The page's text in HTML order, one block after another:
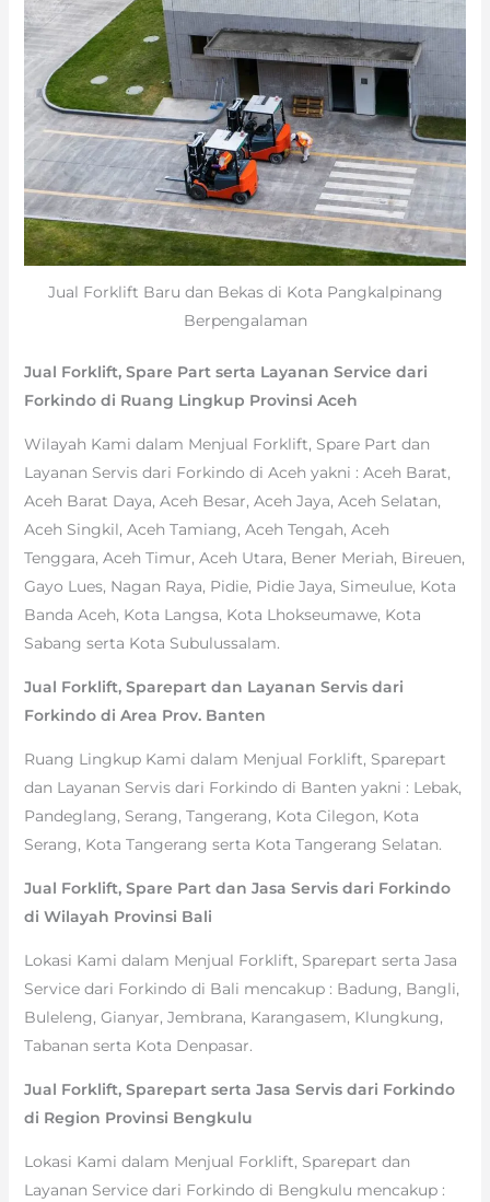
Jual Forklift Baru dan Bekas di Kota Pangkalpinang
Berpengalaman
Jual Forklift, Spare Part serta Layanan Service dari
Forkindo di Ruang Lingkup Provinsi Aceh
Wilayah Kami dalam Menjual Forklift, Spare Part dan
Layanan Servis dari Forkindo di Aceh yakni : Aceh Barat,
Aceh Barat Daya, Aceh Besar, Aceh Jaya, Aceh Selatan,
Aceh Singkil, Aceh Tamiang, Aceh Tengah, Aceh
Tenggara, Aceh Timur, Aceh Utara, Bener Meriah, Bireuen,
Gayo Lues, Nagan Raya, Pidie, Pidie Jaya, Simeulue, Kota
Banda Aceh, Kota Langsa, Kota Lhokseumawe, Kota
Sabang serta Kota Subulussalam.
Jual Forklift, Sparepart dan Layanan Servis dari
Forkindo di Area Prov. Banten
Ruang Lingkup Kami dalam Menjual Forklift, Sparepart
dan Layanan Servis dari Forkindo di Banten yakni : Lebak,
Pandeglang, Serang, Tangerang, Kota Cilegon, Kota
Serang, Kota Tangerang serta Kota Tangerang Selatan.
Jual Forklift, Spare Part dan Jasa Servis dari Forkindo
di Wilayah Provinsi Bali
Lokasi Kami dalam Menjual Forklift, Sparepart serta Jasa
Service dari Forkindo di Bali mencakup : Badung, Bangli,
Buleleng, Gianyar, Jembrana, Karangasem, Klungkung,
Tabanan serta Kota Denpasar.
Jual Forklift, Sparepart serta Jasa Servis dari Forkindo
di Region Provinsi Bengkulu
Lokasi Kami dalam Menjual Forklift, Sparepart dan
Layanan Service dari Forkindo di Bengkulu mencakup :